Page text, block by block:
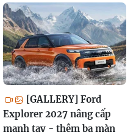
[GALLERY] Ford
Explorer 2027 nâng cấp
mạnh tay - thêm ba màn